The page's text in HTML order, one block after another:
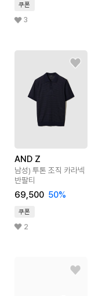
쿠폰
3
AND Z
남성) 투톤 조직 카라넥
반팔티
69,500 50%
쿠폰
2